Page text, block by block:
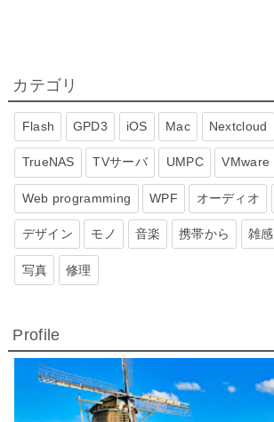
カテゴリ
Flash GPD3 iOS Mac Nextcloud
TrueNAS TVサーバ UMPC VMware
Web programming WPF オーディオ
デザイン モノ 音楽 携帯から 雑感
写真 修理
Profile